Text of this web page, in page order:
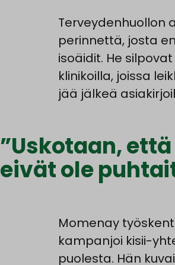
Terveydenhuollon
perinnettä, josta
isoäidit. He
klinikoilla, joissa
jää jälkeä
”Uskotaan,
eivät ole
Momenay
kampanjoi kisii-
puolesta. Hän